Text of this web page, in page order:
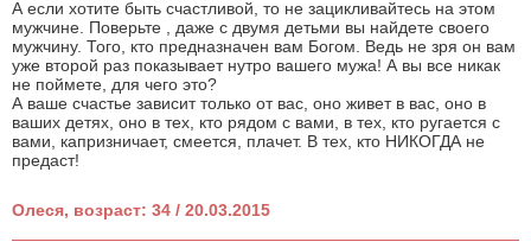
А если хотите быть счастливой, то не зацикливайтесь на этом
мужчине. Поверьте , даже с двумя детьми вы найдете своего
мужчину. Того, кто предназначен вам Богом. Ведь не зря он вам
уже второй раз показывает нутро вашего мужа! А вы все никак
не поймете, для чего это?
А ваше счастье зависит только от вас, оно живет в вас, оно в
ваших детях, оно в тех, кто рядом с вами, в тех, кто ругается с
вами, капризничает, смеется, плачет. В тех, кто НИКОГДА не
предаст!
Олеся, возраст: 34 / 20.03.2015